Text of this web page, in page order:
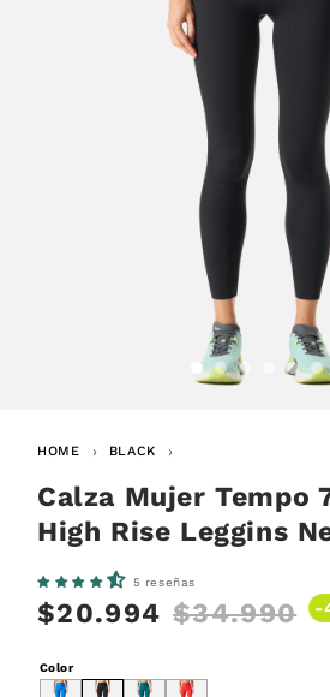
multimedia
ventana
modal
HOME BLACK
Calza Mujer Tempo
High Rise Leggins
5 reseñas
$34.990
$20.994 -
Color